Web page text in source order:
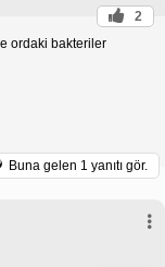
2
ordaki bakteriler
Buna gelen 1 yanıtı gör.